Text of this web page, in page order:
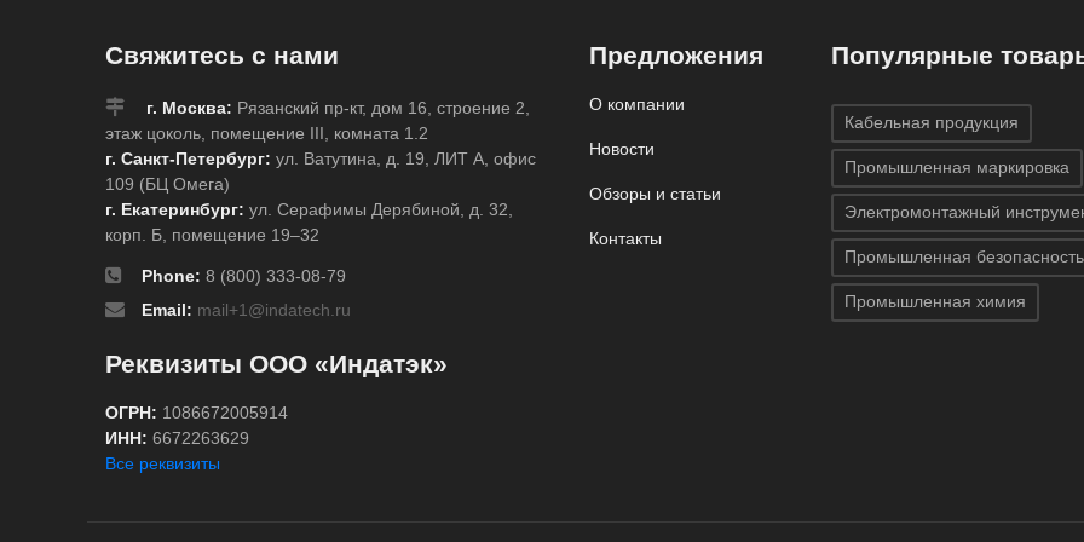
Свяжитесь с нами
г. Москва: Рязанский пр-кт, дом 16, строение 2,
этаж цоколь, помещение III, комната 1.2
г. Санкт-Петербург: ул. Ватутина, д. 19, ЛИТ А, офис
109 (БЦ Омега)
г. Екатеринбург: ул. Серафимы Дерябиной, д. 32,
корп. Б, помещение 19–32
Phone: 8 (800) 333-08-79
Email: mail+1@indatech.ru
Реквизиты ООО «Индатэк»
ОГРН: 1086672005914
ИНН: 6672263629
Все реквизиты
Предложения
О компании
Новости
Обзоры и статьи
Контакты
Популярные
Кабельная продукция
Промышленная маркировка
Электромонтажный
Промышленная безопасность
Промышленная химия